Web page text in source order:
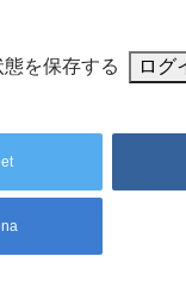
態を保存する